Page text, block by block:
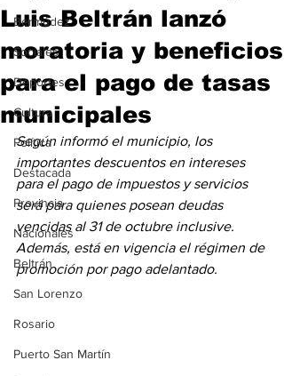
Bermúdez
Sociales
Deportes
Cultura
Política
Destacada
Provincia
Nacionales
Beltrán
San Lorenzo
Rosario
Puerto San Martín
Luis Beltrán lanzó
moratoria y beneficios
para el pago de tasas
municipales
Según informó el municipio, los
importantes descuentos en intereses
para el pago de impuestos y servicios
será para quienes posean deudas
vencidas al 31 de octubre inclusive.
Además, está en vigencia el régimen de
promoción por pago adelantado.